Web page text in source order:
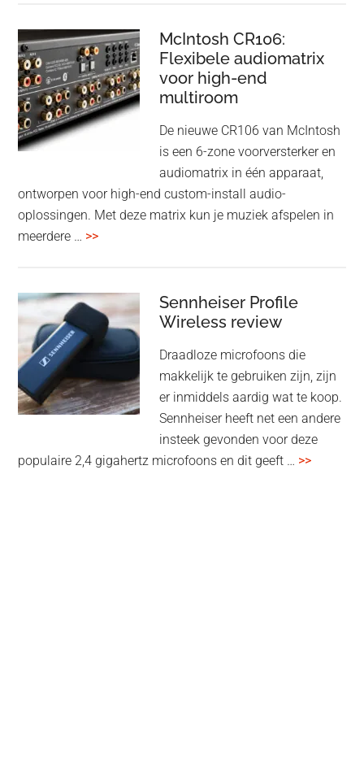
Adaptive
noise
cancelling
–
4
McIntosh CR106:
Flexibele audiomatrix
voor high-end
multiroom
De nieuwe CR106 van McIntosh
is een 6-zone voorversterker en
audiomatrix in één apparaat,
ontworpen voor high-end custom-install audio-
oplossingen. Met deze matrix kun je muziek afspelen in
meerdere … >>overMcIntosh
audiomatrix
voor
high-
end
multiroom
Sennheiser Profile
Wireless review
Draadloze microfoons die
makkelijk te gebruiken zijn, zijn
er inmiddels aardig wat te koop.
Sennheiser heeft net een andere
insteek gevonden voor deze
populaire 2,4 gigahertz microfoons en dit geeft … >>